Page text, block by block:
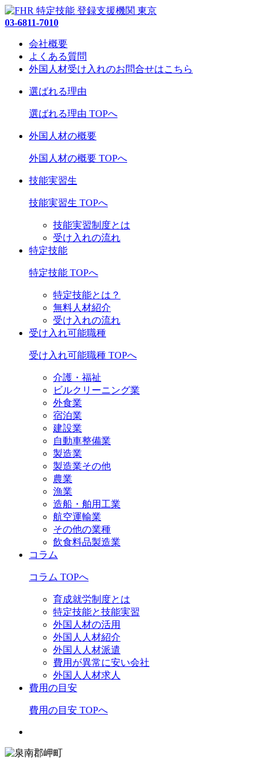
03-6811-7010
会社概要
よくある質問
外国人材受け入れのお問合せはこちら
選ばれる理由
選ばれる理由 TOPへ
外国人材の概要
外国人材の概要 TOPへ
技能実習生
技能実習生 TOPへ
技能実習制度とは
受け入れの流れ
特定技能
特定技能 TOPへ
特定技能とは？
無料人材紹介
受け入れの流れ
受け入れ可能職種
受け入れ可能職種 TOPへ
介護・福祉
ビルクリーニング業
外食業
宿泊業
建設業
自動車整備業
製造業
製造業その他
農業
漁業
造船・舶用工業
航空運輸業
その他の業種
飲食料品製造業
コラム
コラム TOPへ
育成就労制度とは
特定技能と技能実習
外国人材の活用
外国人人材紹介
外国人人材派遣
費用が異常に安い会社
外国人人材求人
費用の目安
費用の目安 TOPへ